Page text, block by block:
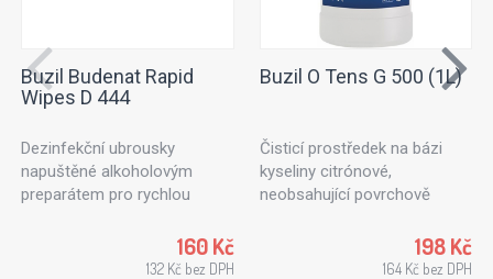
Buzil Budenat Rapid
Wipes D 444
Dezinfekční ubrousky
napuštěné alkoholovým
preparátem pro rychlou
utěrky vhodné pro použití v
potravinářském průmyslu,
160 Kč
132 Kč bez DPH
Buzil O Tens G 500 (1L)
Čisticí prostředek na bázi
kyseliny citrónové,
neobsahující povrchově
ošetřování textilních ploch
nebo čalouněného nábytku.
198 Kč
164 Kč bez DPH